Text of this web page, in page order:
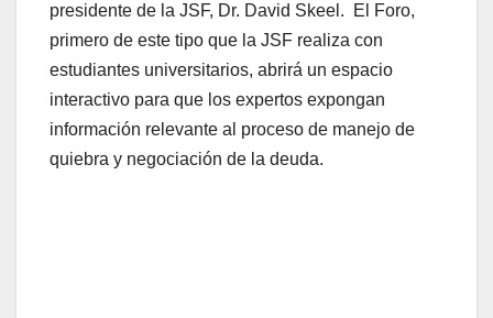
presidente de la JSF, Dr. David Skeel. El Foro,
primero de este tipo que la JSF realiza con
estudiantes universitarios, abrirá un espacio
interactivo para que los expertos expongan
información relevante al proceso de manejo de
quiebra y negociación de la deuda.